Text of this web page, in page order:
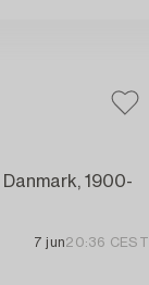
1900-
7 jun20:36 CEST